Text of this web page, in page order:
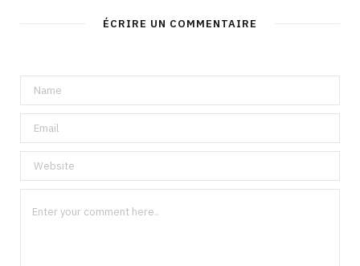
ÉCRIRE UN COMMENTAIRE